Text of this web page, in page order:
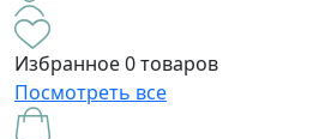
Избранное0 товаров
Посмотреть все